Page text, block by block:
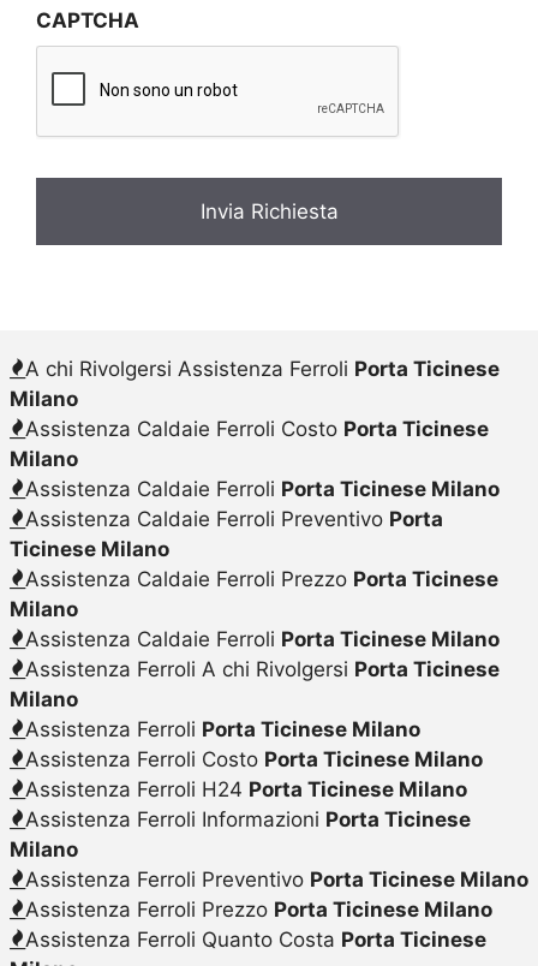
a
c
*
CAPTCHA
A chi Rivolgersi Assistenza Ferroli Porta Ticinese
Milano
Assistenza Caldaie Ferroli Costo Porta Ticinese
Milano
Assistenza Caldaie Ferroli Porta Ticinese Milano
Assistenza Caldaie Ferroli Preventivo Porta
Ticinese Milano
Assistenza Caldaie Ferroli Prezzo Porta Ticinese
Milano
Assistenza Caldaie Ferroli Porta Ticinese Milano
Assistenza Ferroli A chi Rivolgersi Porta Ticinese
Milano
Assistenza Ferroli Porta Ticinese Milano
Assistenza Ferroli Costo Porta Ticinese Milano
Assistenza Ferroli H24 Porta Ticinese Milano
Assistenza Ferroli Informazioni Porta Ticinese
Milano
Assistenza Ferroli Preventivo Porta Ticinese Milano
Assistenza Ferroli Prezzo Porta Ticinese Milano
Assistenza Ferroli Quanto Costa Porta Ticinese